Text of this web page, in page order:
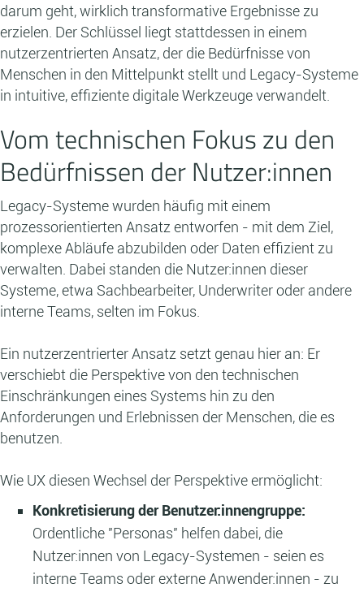
darum geht, wirklich transformative Ergebnisse zu
erzielen. Der Schlüssel liegt stattdessen in einem
nutzerzentrierten Ansatz, der die Bedürfnisse von
Menschen in den Mittelpunkt stellt und Legacy-Systeme
in intuitive, effiziente digitale Werkzeuge verwandelt.
Vom technischen Fokus zu den
Bedürfnissen der Nutzer:innen
Legacy-Systeme wurden häufig mit einem
prozessorientierten Ansatz entworfen - mit dem Ziel,
komplexe Abläufe abzubilden oder Daten effizient zu
verwalten. Dabei standen die Nutzer:innen dieser
Systeme, etwa Sachbearbeiter, Underwriter oder andere
interne Teams, selten im Fokus.
Ein nutzerzentrierter Ansatz setzt genau hier an: Er
verschiebt die Perspektive von den technischen
Einschränkungen eines Systems hin zu den
Anforderungen und Erlebnissen der Menschen, die es
benutzen.
Wie UX diesen Wechsel der Perspektive ermöglicht:
Konkretisierung der Benutzer:innengruppe:
Ordentliche "Personas" helfen dabei, die
Nutzer:innen von Legacy-Systemen - seien es
interne Teams oder externe Anwender:innen - zu